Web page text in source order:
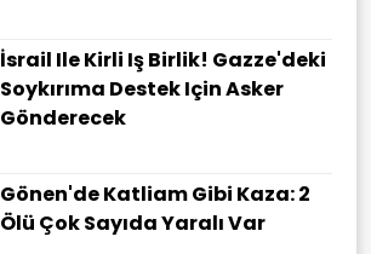
İsrail Ile Kirli Iş Birlik! Gazze'deki
Soykırıma Destek Için Asker
Gönderecek
Gönen'de Katliam Gibi Kaza: 2
Ölü Çok Sayıda Yaralı Var